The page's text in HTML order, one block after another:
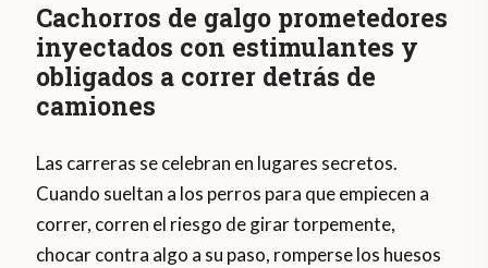
Cachorros de galgo prometedores
inyectados con estimulantes y
obligados a correr detrás de
camiones
Las carreras se celebran en lugares secretos.
Cuando sueltan a los perros para que empiecen a
correr, corren el riesgo de girar torpemente,
chocar contra algo a su paso, romperse los huesos